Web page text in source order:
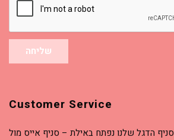
שליחה
Customer Service
סניף הדגל שלנו נפתח באילת – סניף אייס מול